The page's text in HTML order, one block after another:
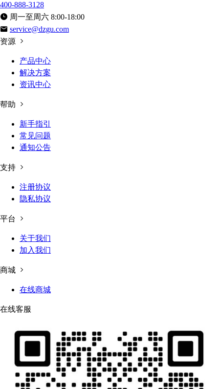
400-888-3128
周一至周六 8:00-18:00
service@dzgu.com
资源
产品中心
解决方案
资讯中心
帮助
新手指引
常见问题
通知公告
支持
注册协议
隐私协议
平台
关于我们
加入我们
商城
在线商城
在线客服